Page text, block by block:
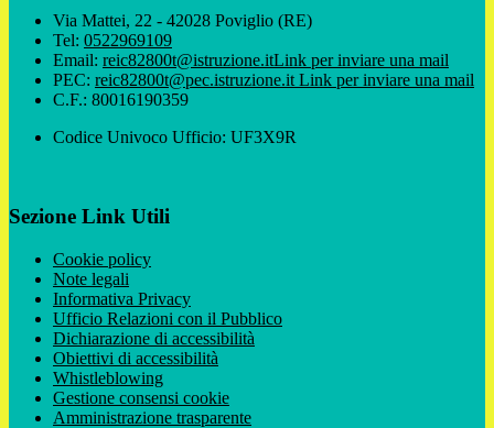
Via Mattei, 22 - 42028 Poviglio (RE)
Tel: 0522969109
Email: reic82800t@istruzione.itLink per inviare una mail
PEC: reic82800t@pec.istruzione.it Link per inviare una mail
C.F.: 80016190359
Codice Univoco Ufficio: UF3X9R
Sezione Link Utili
Cookie policy
Note legali
Informativa Privacy
Ufficio Relazioni con il Pubblico
Dichiarazione di accessibilità
Obiettivi di accessibilità
Whistleblowing
Gestione consensi cookie
Amministrazione trasparente